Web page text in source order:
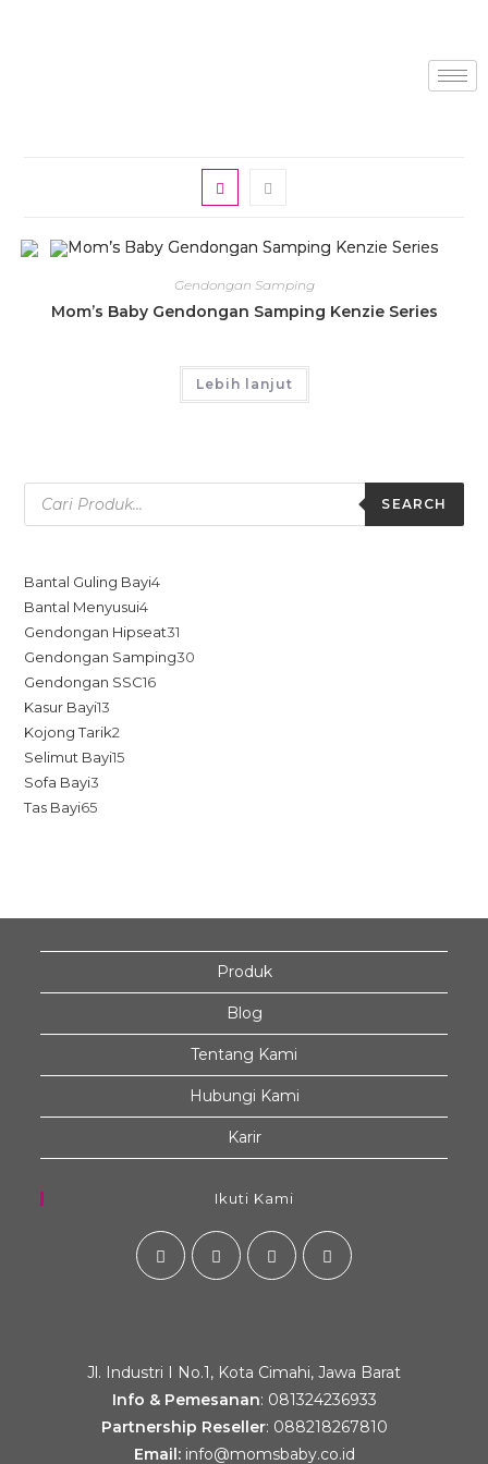
Gendongan Samping
Mom’s Baby Gendongan Samping Kenzie Series
Lebih lanjut
SEARCH
Bantal Guling Bayi4
Bantal Menyusui4
Gendongan Hipseat31
Gendongan Samping30
Gendongan SSC16
Kasur Bayi13
Kojong Tarik2
Selimut Bayi15
Sofa Bayi3
Tas Bayi65
Produk
Blog
Tentang Kami
Hubungi Kami
Karir
Ikuti Kami
Jl. Industri I No.1, Kota Cimahi, Jawa Barat
Info & Pemesanan: 081324236933
Partnership Reseller: 088218267810
Email: info@momsbaby.co.id